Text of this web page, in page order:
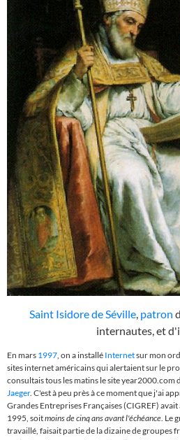
Saint Isidore de Séville, patron
internautes, et
En mars 1997 , on a installé Internetsur mon
sites internet américains qui alertaient sur le
consultais tous les matins le site year2000.com
Jaeger. C'est à peu près à ce moment que j'ai
Grandes Entreprises Françaises (CIGREF)
1995, soitmoins de cinq ans avant l'échéance . Le
travaillé, faisait partie de la dizaine de groupes